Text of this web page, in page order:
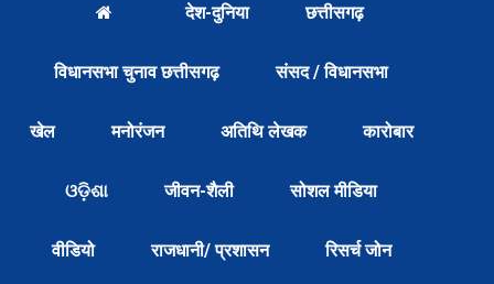
देश-दुनिया छत्तीसगढ़
विधानसभा चुनाव छत्तीसगढ़ संसद / विधानसभा
खेल मनोरंजन अतिथि लेखक कारोबार
ଓଡ଼ିଶା जीवन-शैली सोशल मीडिया
वीडियो राजधानी/ प्रशासन रिसर्च जोन